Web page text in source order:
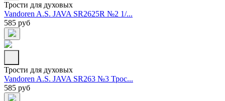
Трости для духовых
Vandoren A.S. JAVA SR2625R №2 1/...
585 руб
Трости для духовых
Vandoren A.S. JAVA SR263 №3 Трос...
585 руб